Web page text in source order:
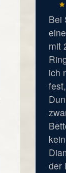
Bei
mit
ich
der